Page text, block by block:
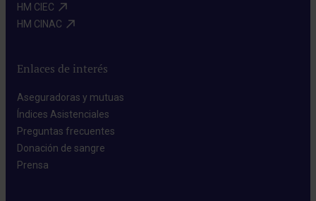
HM CIEC​
HM CINAC​
Enlaces de interés
Aseguradoras y mutuas​
Índices Asistenciales​
Preguntas frecuentes​
Donación de sangre​
Prensa​